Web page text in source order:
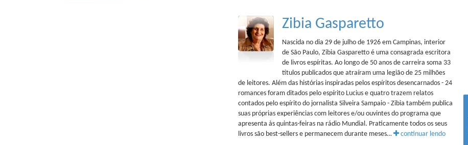
Zibia Gasparetto
Nascida no dia 29 de julho de 1926 em Campinas, interior
de São Paulo, Zibia Gasparetto é uma consagrada escritora
de livros espíritas. Ao longo de 50 anos de carreira soma 33
títulos publicados que atraíram uma legião de 25 milhões
de leitores. Além das histórias inspiradas pelos espíritos desencarnados - 24
romances foram ditados pelo espírito Lucius e quatro trazem relatos
contados pelo espírito do jornalista Silveira Sampaio - Zibia também publica
suas próprias experiências com leitores e/ou ouvintes do programa que
apresenta às quintas-feiras na rádio Mundial. Praticamente todos os seus
livros são best-sellers e permanecem durante meses…
continuar lendo